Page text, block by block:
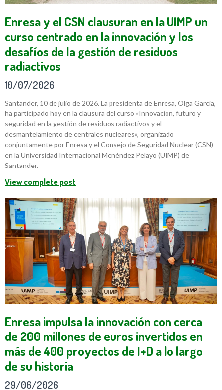
Enresa y el CSN clausuran en la UIMP un
curso centrado en la innovación y los
desafíos de la gestión de residuos
radiactivos
10/07/2026
Santander, 10 de julio de 2026. La presidenta de Enresa, Olga García,
ha participado hoy en la clausura del curso «Innovación, futuro y
seguridad en la gestión de residuos radiactivos y el
desmantelamiento de centrales nucleares», organizado
conjuntamente por Enresa y el Consejo de Seguridad Nuclear (CSN)
en la Universidad Internacional Menéndez Pelayo (UIMP) de
Santander.
View complete post
Enresa impulsa la innovación con cerca
de 200 millones de euros invertidos en
más de 400 proyectos de I+D a lo largo
de su historia
29/06/2026